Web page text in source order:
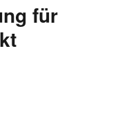
für